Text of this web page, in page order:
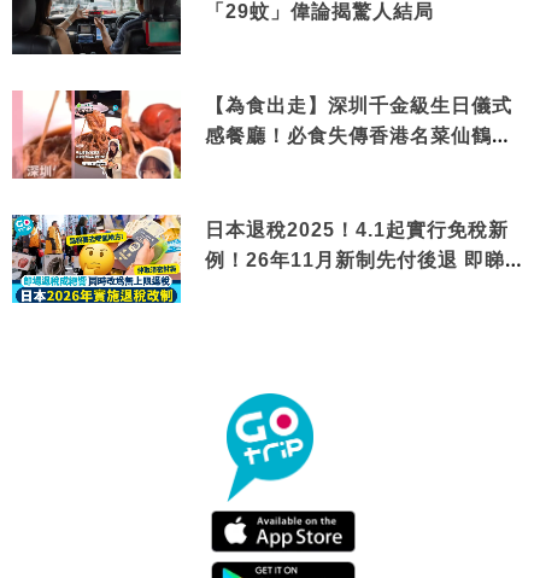
「29蚊」偉論揭驚人結局
【為食出走】深圳千金級生日儀式
感餐廳！必食失傳香港名菜仙鶴神
日本退稅2025！4.1起實行免稅新
例！26年11月新制先付後退 即睇步